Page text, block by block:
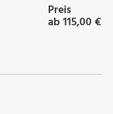
Preis
ab 115,00 €